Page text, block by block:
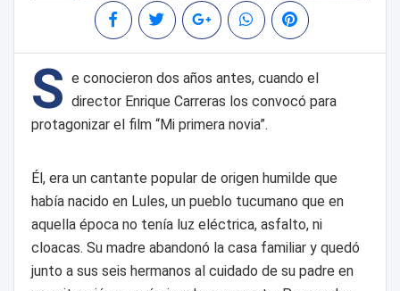
S e conocieron dos años antes, cuando el
director Enrique Carreras los convocó para
protagonizar el film “Mi primera novia”.
Él, era un cantante popular de origen humilde que
había nacido en Lules, un pueblo tucumano que en
aquella época no tenía luz eléctrica, asfalto, ni
cloacas. Su madre abandonó la casa familiar y quedó
junto a sus seis hermanos al cuidado de su padre en